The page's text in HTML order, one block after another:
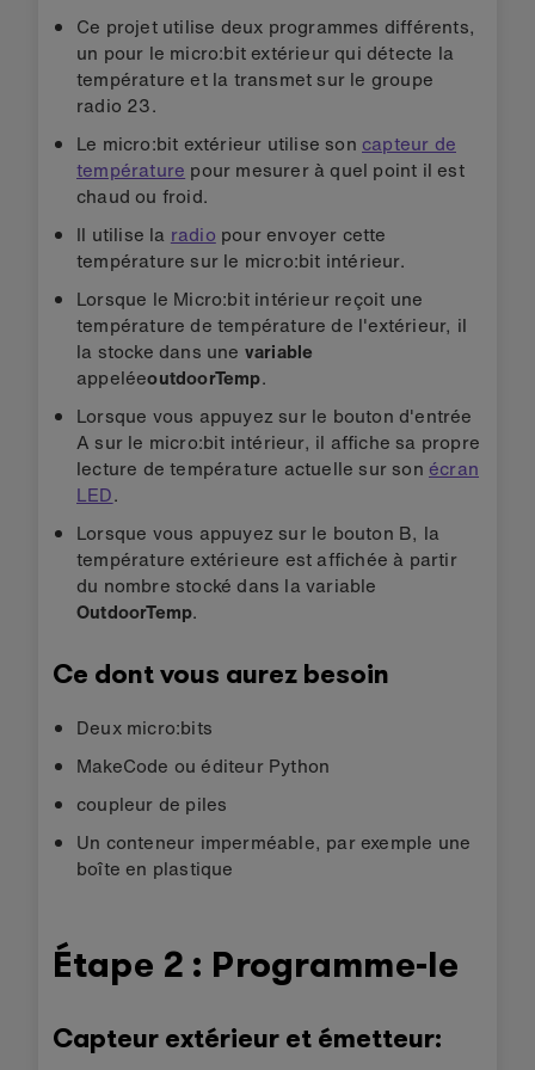
Ce projet utilise deux programmes différents,
un pour le micro:bit extérieur qui détecte la
température et la transmet sur le groupe
radio 23.
Le micro:bit extérieur utilise son capteur de
température pour mesurer à quel point il est
chaud ou froid.
Il utilise la radio pour envoyer cette
température sur le micro:bit intérieur.
Lorsque le Micro:bit intérieur reçoit une
température de température de l'extérieur, il
la stocke dans une variable
appeléeoutdoorTemp.
Lorsque vous appuyez sur le bouton d'entrée
A sur le micro:bit intérieur, il affiche sa propre
lecture de température actuelle sur son écran
LED.
Lorsque vous appuyez sur le bouton B, la
température extérieure est affichée à partir
du nombre stocké dans la variable
OutdoorTemp.
Ce dont vous aurez besoin
Deux micro:bits
MakeCode ou éditeur Python
coupleur de piles
Un conteneur imperméable, par exemple une
boîte en plastique
Étape 2 : Programme-le
Capteur extérieur et émetteur: